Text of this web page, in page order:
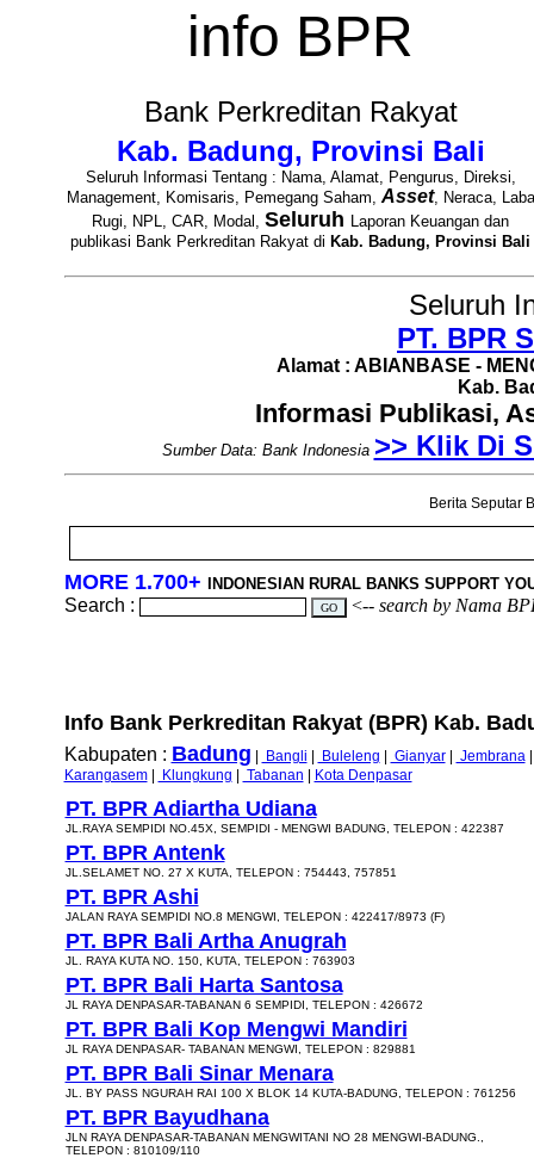
info BPR
Bank Perkreditan Rakyat
Kab. Badung, Provinsi Bali
Seluruh Informasi Tentang : Nama, Alamat, Pengurus, Direksi,
Management, Komisaris, Pemegang Saham,Asset, Neraca, Laba
Rugi, NPL, CAR, Modal, Seluruh Laporan Keuangan dan
publikasi Bank Perkreditan Rakyat di Kab. Badung, Provinsi Bali
Seluruh
PT. BPR
Alamat : ABIANBASE -
Kab.
Informasi Publikasi,
Sumber Data: Bank Indonesia >> Klik Di
Berita Seputar
MORE 1.700+ INDONESIAN RURAL BANKS SUPPORT
Search : <-- search by Nama
Info Bank Perkreditan Rakyat (BPR) Kab.
Kabupaten : Badung Bangli Buleleng Gianyar| Jembrana
Karangasem| Klungkung Tabanan Kota Denpasar
PT. BPR Adiartha Udiana
JL.RAYA SEMPIDI NO.45X, SEMPIDI - MENGWI BADUNG, TELEPON : 422387
PT. BPR Antenk
JL.SELAMET NO. 27 X KUTA, TELEPON : 754443, 757851
PT. BPR Ashi
JALAN RAYA SEMPIDI NO.8 MENGWI, TELEPON : 422417/8973 (F)
PT. BPR Bali Artha Anugrah
JL. RAYA KUTA NO. 150, KUTA, TELEPON : 763903
PT. BPR Bali Harta Santosa
JL RAYA DENPASAR-TABANAN 6 SEMPIDI, TELEPON : 426672
PT. BPR Bali Kop Mengwi Mandiri
JL RAYA DENPASAR- TABANAN MENGWI, TELEPON : 829881
PT. BPR Bali Sinar Menara
JL. BY PASS NGURAH RAI 100 X BLOK 14 KUTA-BADUNG, TELEPON : 761256
PT. BPR Bayudhana
JLN RAYA DENPASAR-TABANAN MENGWITANI NO 28 MENGWI-BADUNG.,
TELEPON : 810109/110